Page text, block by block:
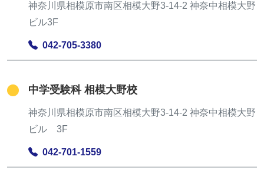
神奈川県相模原市南区相模大野3-14-2 神奈中相模大野
ビル3F
042-705-3380
中学受験科 相模大野校
神奈川県相模原市南区相模大野3-14-2 神奈中相模大野
ビル 3F
042-701-1559